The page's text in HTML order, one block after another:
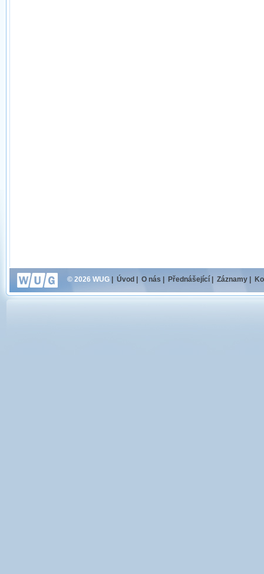
© 2026 WUG Úvod O nás Přednášející Záznamy